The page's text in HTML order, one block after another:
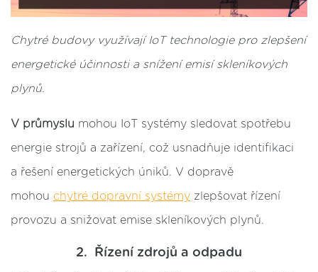
Chytré budovy využívají IoT technologie pro zlepšení
energetické účinnosti a snížení emisí skleníkových
plynů.
V průmyslu mohou IoT systémy sledovat spotřebu
energie strojů a zařízení, což usnadňuje identifikaci
a řešení energetických úniků. V dopravě
mohou chytré dopravní systémy zlepšovat řízení
provozu a snižovat emise skleníkových plynů.
2. Řízení zdrojů a odpadu